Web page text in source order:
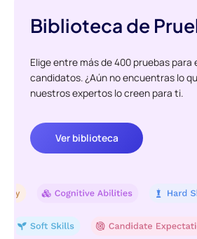
Biblioteca de
Elige entre más de 400 pruebas para
candidatos. ¿Aún no encuentras lo
nuestros expertos lo creen para ti.
Ver biblioteca